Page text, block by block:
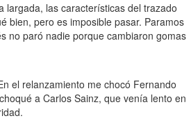
largada, las características del trazado
bien, pero es imposible pasar. Paramos
no paró nadie porque cambiaron gomas
el relanzamiento me chocó Fernando
a Carlos Sainz, que venía lento en